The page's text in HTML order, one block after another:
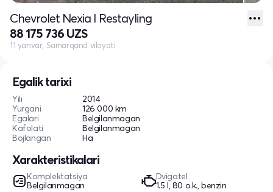
Egalik tarixi
Yili
2014
Yurgani
126 000 km
Egalari
Belgilanmagan
Kafolati
Belgilanmagan
Bojlangan
Ha
Xarakteristikalari
Komplektatsiya
Belgilanmagan
Dvigatel
1.5 l, 80 o.k., benzin
Chevrolet Nexia I Restayling
88 175 736 UZS
11 yanvar, Samarqand viloyati